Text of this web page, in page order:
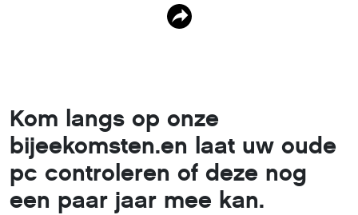
Kom langs op onze
bijeekomsten.en laat uw oude
pc controleren of deze nog
een paar jaar mee kan.